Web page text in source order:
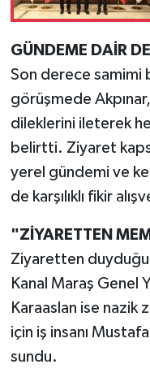
GÜNDEME DAİR
Son derece
görüşmede
dileklerini ileterek
belirtti. Ziyaret
yerel gündemi ve
de karşılıklı fikir
"ZİYARETTEN
Ziyaretten
Kanal Maraş Genel
Karaaslan ise
için iş insanı
sundu.